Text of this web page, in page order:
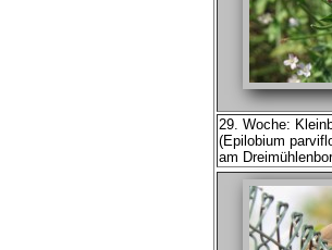
29. Woche:
(Epilobium
am